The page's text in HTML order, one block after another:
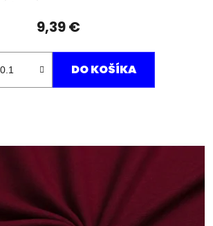
9,39 €
DO KOŠÍKA